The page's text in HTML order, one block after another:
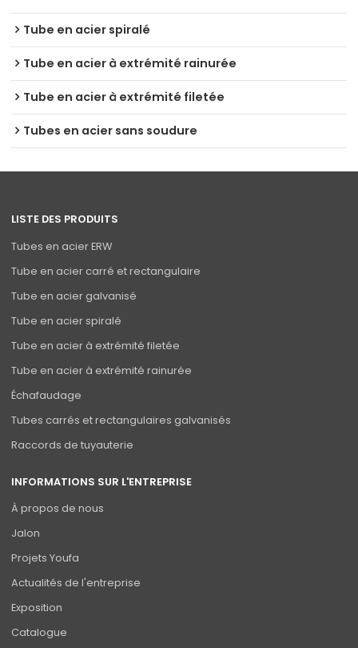
Tube en acier spiralé
Tube en acier à extrémité rainurée
Tube en acier à extrémité filetée
Tubes en acier sans soudure
LISTE DES PRODUITS
Tubes en acier ERW
Tube en acier carré et rectangulaire
Tube en acier galvanisé
Tube en acier spiralé
Tube en acier à extrémité filetée
Tube en acier à extrémité rainurée
Échafaudage
Tubes carrés et rectangulaires galvanisés
Raccords de tuyauterie
INFORMATIONS SUR L'ENTREPRISE
À propos de nous
Jalon
Projets Youfa
Actualités de l'entreprise
Exposition
Catalogue